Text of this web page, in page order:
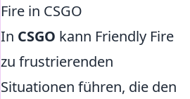
Fire in CSGO
In CSGO kann Friendly Fire
zu frustrierenden
Situationen führen, die den